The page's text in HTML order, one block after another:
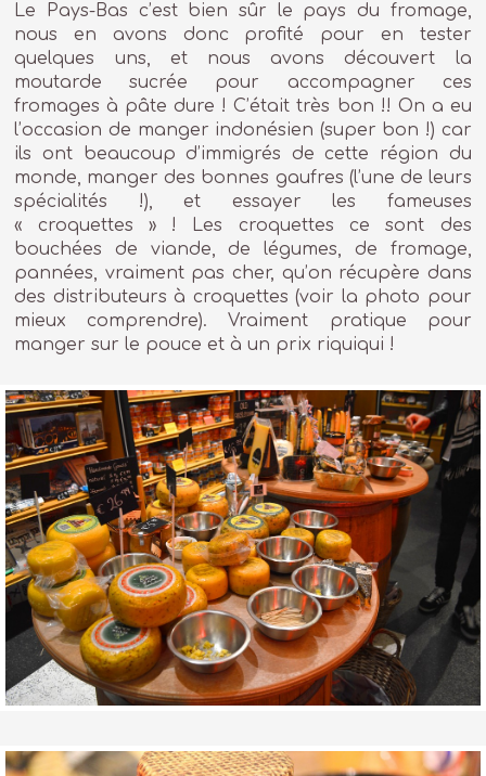
Le Pays-Bas c’est bien sûr le pays du fromage,
nous en avons donc profité pour en tester
quelques uns, et nous avons découvert la
moutarde sucrée pour accompagner ces
fromages à pâte dure ! C’était très bon !! On a eu
l’occasion de manger indonésien (super bon !) car
ils ont beaucoup d’immigrés de cette région du
monde, manger des bonnes gaufres (l’une de leurs
spécialités !), et essayer les fameuses
« croquettes » ! Les croquettes ce sont des
bouchées de viande, de légumes, de fromage,
pannées, vraiment pas cher, qu’on récupère dans
des distributeurs à croquettes (voir la photo pour
mieux comprendre). Vraiment pratique pour
manger sur le pouce et à un prix riquiqui !